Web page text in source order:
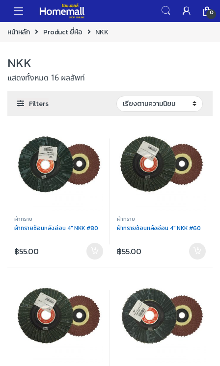
Skip to navigation
Skip to content
0
หน้าหลัก Product ยี่ห้อ NKK
NKK
แสดงทั้งหมด 16 ผลลัพท์
Filters
ผ้าทราย
ผ้าทรายซ้อนหลังอ่อน 4″ NKK #80
฿55.00
ผ้าทราย
ผ้าทรายซ้อนหลังอ่อน 4″ NKK #60
฿55.00